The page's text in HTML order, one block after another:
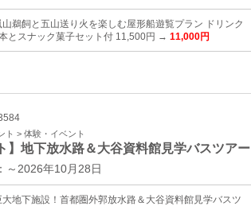
山鵜飼と五山送り火を楽しむ屋形船遊覧プラン ドリンク
とスナック菓子セット付 11,500円 → 11,000円
ト > 体験・イベント
】地下放水路＆大谷資料館見学バスツアー
～2026年10月28日
大地下施設！首都圏外郭放水路＆大谷資料館見学バスツ